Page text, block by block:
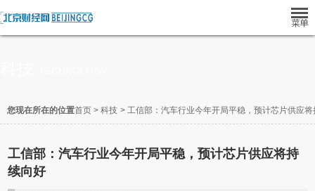
您现在所在的位置首页 > 科技 > 工信部：汽车行业今年开局平稳，预计芯片供应将
工信部：汽车行业今年开局平稳，预计芯片供应将持
续向好